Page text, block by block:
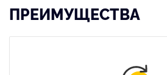
ПРЕИМУЩЕСТВА